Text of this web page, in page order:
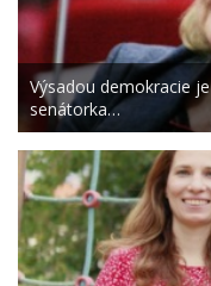
Výsadou demokracie
senátorka…